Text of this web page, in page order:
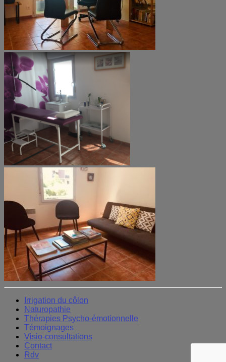
Irrigation du côlon
Naturopathie
Thérapies Psycho-émotionnelle
Témoignages
Visio-consultations
Contact
Rdv